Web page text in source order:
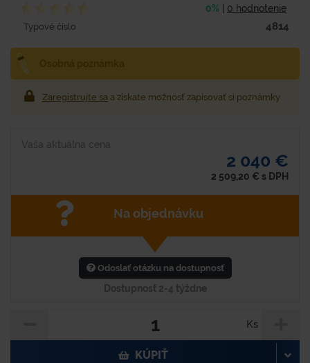
0% 0 hodnotenie
Typové číslo 4814
Zaregistrujte sa a získate možnosť zapisovať si poznámky
Vaša aktuálna cena
2 040 €
2 509,20 € s DPH
Na objednávku
Odoslať otázku na dostupnosť
Dostupnosť 2-4 týždne
Ks
KÚPIŤ